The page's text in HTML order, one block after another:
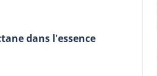
dans l'essence